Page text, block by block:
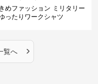
めファッション ミリタリー
ったりワークシャツ
覧へ ›